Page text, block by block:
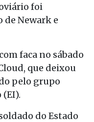
foi
de Newark e
faca no sábado
que deixou
pelo grupo
do Estado